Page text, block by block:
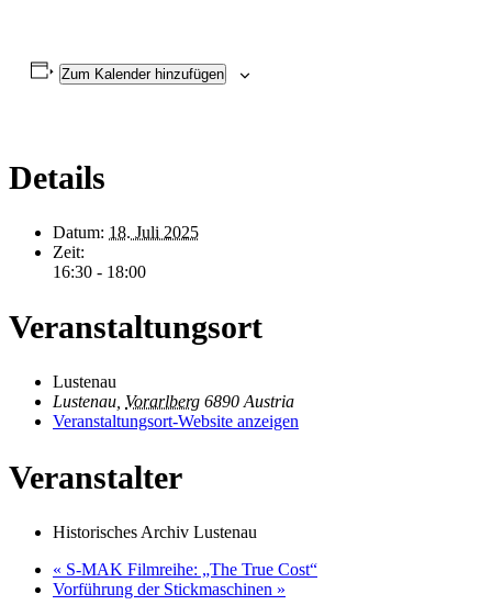
Zum Kalender hinzufügen
Details
Datum: 18. Juli 2025
Zeit:
16:30 - 18:00
Veranstaltungsort
Lustenau
Lustenau Vorarlberg 6890 Austria
Veranstaltungsort-Website anzeigen
Veranstalter
Historisches Archiv Lustenau
« S‑MAK Filmreihe: „The True Cost“
Vorführung der Stickmaschinen »